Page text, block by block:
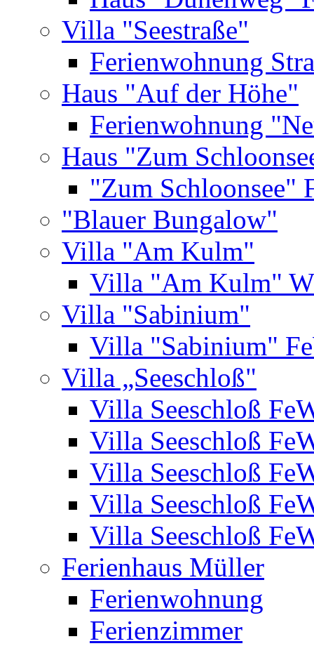
Villa "Seestraße"
Ferienwohnung
Haus "Auf der Höhe"
Ferienwohnung
Haus "Zum
"Zum Schloonsee"
"Blauer Bungalow"
Villa "Am Kulm"
Villa "Am Kulm"
Villa "Sabinium"
Villa "Sabinium"
Villa „Seeschloß"
Villa Seeschloß
Villa Seeschloß
Villa Seeschloß
Villa Seeschloß
Villa Seeschloß
Ferienhaus Müller
Ferienwohnung
Ferienzimmer